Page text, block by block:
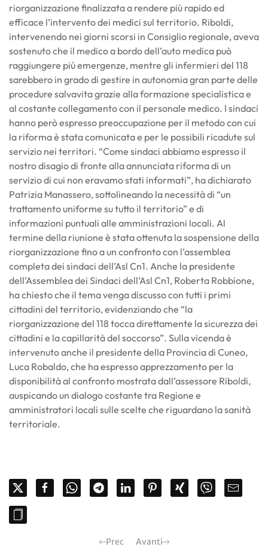
riorganizzazione finalizzata a rendere più rapido ed
efficace l’intervento dei medici sul territorio. Riboldi,
intervenendo nei giorni scorsi in Consiglio regionale, aveva
sostenuto che il medico a bordo dell’auto medica può
raggiungere più emergenze, mentre gli infermieri del 118
sarebbero in grado di gestire in autonomia gran parte delle
procedure salvavita grazie alla formazione specialistica e
al costante collegamento con il personale medico. I sindaci
hanno però espresso preoccupazione per il metodo con cui
la riforma è stata comunicata e per le possibili ricadute sul
servizio nei territori. “Come sindaci abbiamo espresso il
nostro disagio di fronte alla annunciata riforma di un
servizio di cui non eravamo stati informati”, ha dichiarato
Patrizia Manassero, sottolineando la necessità di “un
trattamento uniforme su tutto il territorio” e di
informazioni puntuali alle amministrazioni locali. Al
termine della riunione è stata ottenuta la sospensione della
riorganizzazione fino a un confronto con l’assemblea
completa dei sindaci dell’Asl Cn1. Anche la presidente
dell’Assemblea dei Sindaci dell’Asl Cn1, Roberta Robbione,
ha chiesto che il tema venga discusso con tutti i primi
cittadini del territorio, evidenziando che “la
riorganizzazione del 118 tocca direttamente la sicurezza dei
cittadini e la capillarità del soccorso”. Sulla vicenda è
intervenuto anche il presidente della Provincia di Cuneo,
Luca Robaldo, che ha espresso apprezzamento per la
disponibilità al confronto mostrata dall’assessore Riboldi,
auspicando un dialogo costante tra Regione e
amministratori locali sulle scelte che riguardano la sanità
territoriale.
Prec Avanti